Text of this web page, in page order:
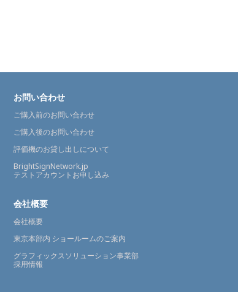
お問い合わせ
ご購入前のお問い合わせ
ご購入後のお問い合わせ
評価機のお貸し出しについて
BrightSignNetwork.jp
テストアカウントお申し込み
会社概要
会社概要
東京本部内 ショールームのご案内
グラフィックスソリューション事業部
採用情報